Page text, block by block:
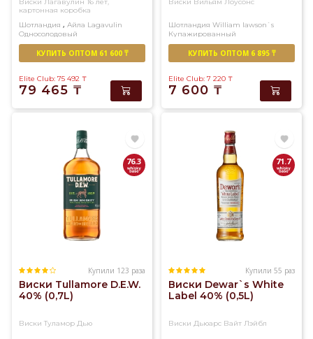
картонная коробка
Шотландия , Айла Lagavulin
Односолодовый
КУПИТЬ ОПТОМ 61 600 ₸
Elite Club: 75 492 ₸
79 465 ₸
Шотландия William lawson`s
Купажированный
КУПИТЬ ОПТОМ 6 895 ₸
Elite Club: 7 220 ₸
7 600 ₸
76.3
Купили 123 раза
Виски Tullamore D.E.W.
40% (0,7L)
Виски Туламор Дью
71.7
Купили 55 раз
Виски Dewar`s White
Label 40% (0,5L)
Виски Дьюарс Вайт Лэйбл